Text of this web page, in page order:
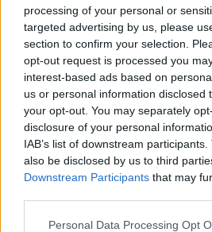
processing of your personal or
targeted advertising by us, please
section to confirm your selection.
opt-out request is processed you
interest-based ads based on
us or personal information disclosed
your opt-out. You may separately
disclosure of your personal
IAB’s list of downstream
also be disclosed by us to third
Downstream Participants that may
Personal Data Processing Opt
alapítvány megszüntetése 30 helyszín
programjának megszűnéséhez és több
vezethet.